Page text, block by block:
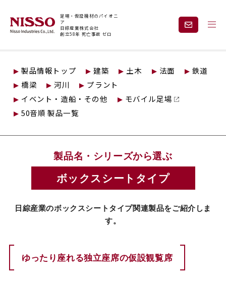
足場・仮設機材のパイオニ
ア
日綜産業株式会社
創立58年 死亡事故 ゼロ
企業情報
現場紹介
レンタル 採用情報
見積依頼・ お問い合わせ
製品情報トップ 建築 土木 法面
鉄道
橋梁
河川
プラント
イベント・造船・その他
モバイル足場
50音順 製品一覧
製品名・シリーズから選ぶ
ボックスシートタイプ
日綜産業のボックスシートタイプ関連製品をご紹介しま
す。
ゆったり座れる独立座席の仮設観覧席